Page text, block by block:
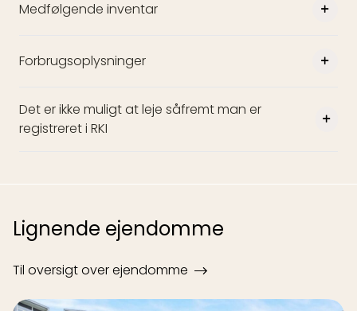
Medfølgende inventar
Forbrugsoplysninger
Det er ikke muligt at leje såfremt man er
registreret i RKI
Lignende ejendomme
Til oversigt over ejendomme